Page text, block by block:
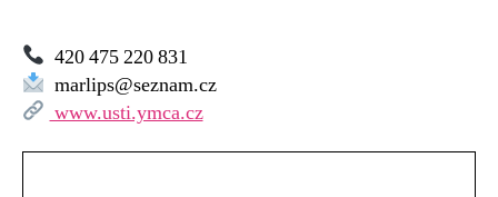
420 475 220 831
marlips@seznam.cz
www.usti.ymca.cz